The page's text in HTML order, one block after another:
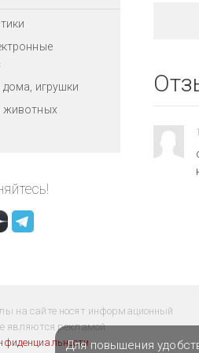
игрушки
животных
на сайте носят информационный
являются рекламой.
Для повышения